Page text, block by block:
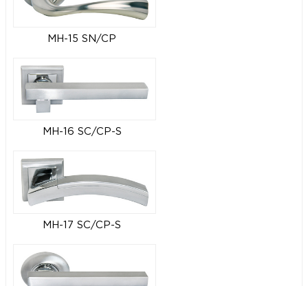
MH-15 SN/CP
MH-16 SC/CP-S
MH-17 SC/CP-S